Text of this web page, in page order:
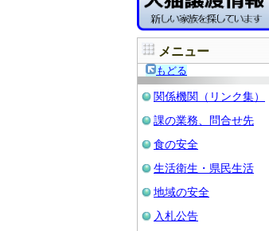
メニュー
もどる
関係機関（リンク集）
課の業務、問合せ先
食の安全
生活衛生・県民生活
地域の安全
入札公告